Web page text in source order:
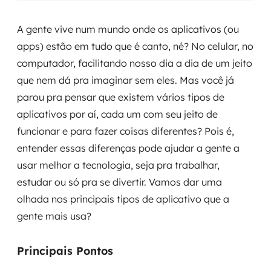
Engenharia de dados
Data Platforms
Business Intelligence
Data Lakes & Warehouses
Governança de dados
Modernização de aplicações
Desenvolvimento web e mobile
A gente vive num mundo onde os aplicativos (ou
apps) estão em tudo que é canto, né? No celular, no
computador, facilitando nosso dia a dia de um jeito
que nem dá pra imaginar sem eles. Mas você já
parou pra pensar que existem vários tipos de
aplicativos por aí, cada um com seu jeito de
funcionar e para fazer coisas diferentes? Pois é,
entender essas diferenças pode ajudar a gente a
usar melhor a tecnologia, seja pra trabalhar,
estudar ou só pra se divertir. Vamos dar uma
olhada nos principais tipos de aplicativo que a
gente mais usa?
Principais Pontos